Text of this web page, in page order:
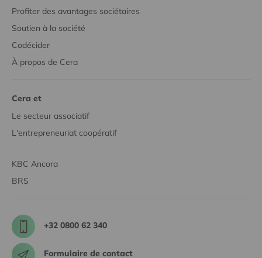
Profiter des avantages sociétaires
Soutien à la société
Codécider
À propos de Cera
Cera et
Le secteur associatif
L'entrepreneuriat coopératif
KBC Ancora
BRS
+32 0800 62 340
Formulaire de contact